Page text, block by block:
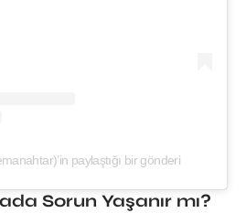
paylaştığı bir gönderi
Sorun Yaşanır mı?